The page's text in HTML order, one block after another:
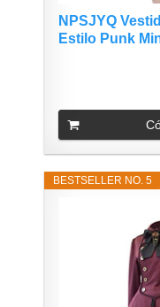
NPSJYQ
Estilo Punk
BESTSELLER NO. 5